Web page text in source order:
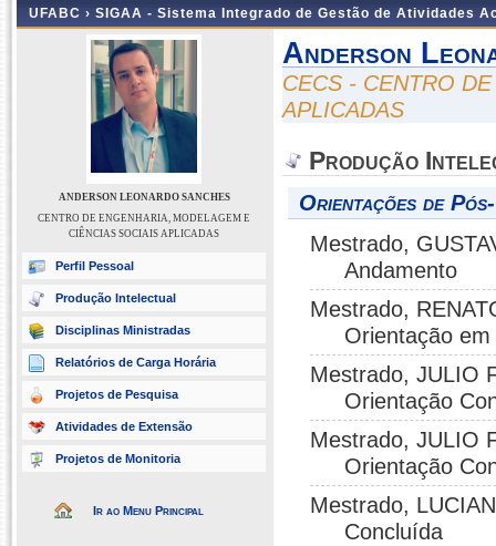
UFABC › SIGAA - Sistema Integrado de Gestão de Atividades
ANDERSON LEONARDO SANCHES
CENTRO DE ENGENHARIA, MODELAGEM E
CIÊNCIAS SOCIAIS APLICADAS
Perfil Pessoal
Produção Intelectual
Disciplinas Ministradas
Relatórios de Carga Horária
Projetos de Pesquisa
Atividades de Extensão
Projetos de Monitoria
Ir ao Menu Principal
Anderson
CECS - CENTRO
APLICADAS
Produção
Orientações de
Mestrado,
Andamento
Mestrado,
Orientação
Mestrado, JULIO
Orientação
Mestrado, JULIO
Orientação
Mestrado,
Concluída